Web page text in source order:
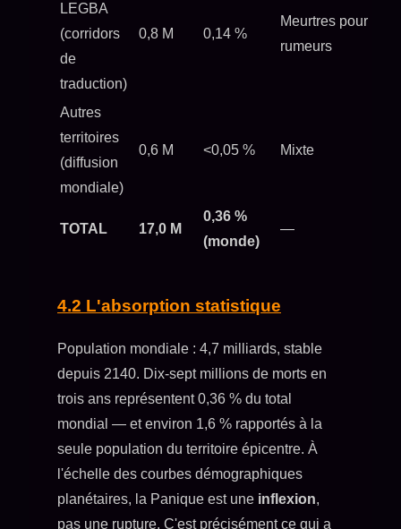
LEGBA
(corridors
de
traduction)
0,8 M 0,14 %
Meurtres pour
rumeurs
Autres
territoires
(diffusion
mondiale)
0,6 M <0,05 % Mixte
TOTAL 17,0 M
0,36 %
(monde)
—
4.2 L'absorption statistique
Population mondiale : 4,7 milliards, stable
depuis 2140. Dix-sept millions de morts en
trois ans représentent 0,36 % du total
mondial — et environ 1,6 % rapportés à la
seule population du territoire épicentre. À
l'échelle des courbes démographiques
planétaires, la Panique est une inflexion,
pas une rupture. C'est précisément ce qui a